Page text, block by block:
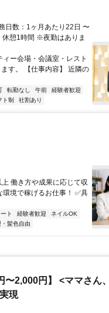
日数：1ヶ月あたり22日 〜
憩1時間 ※夜勤はありま
ー会場・会議室・レスト
す。 【仕事内容】 近隣の
転勤なし 午前
経験者歓迎
ト制 社割あり
働き方や成果に応じて収
境で稼げるお仕事！ ✅具
ト 経験者歓迎
ネイルOK
・髪色自由
〜2,000円】 <ママさん
現